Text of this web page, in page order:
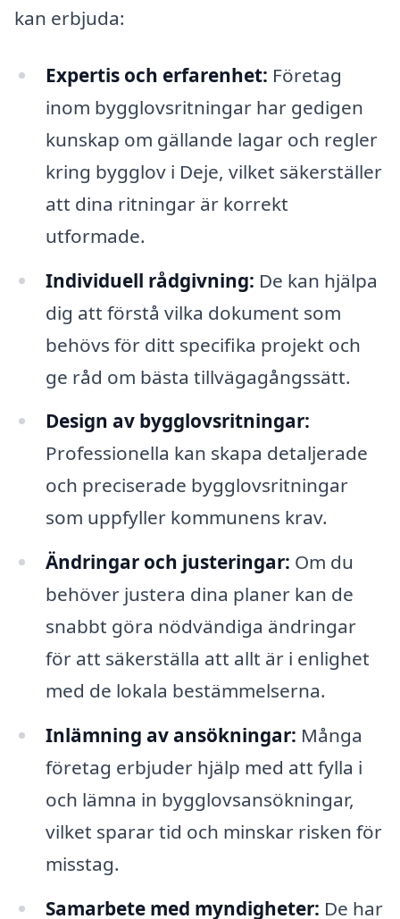
kan erbjuda:
Expertis och erfarenhet: Företag
inom bygglovsritningar har gedigen
kunskap om gällande lagar och regler
kring bygglov i Deje, vilket säkerställer
att dina ritningar är korrekt
utformade.
Individuell rådgivning: De kan hjälpa
dig att förstå vilka dokument som
behövs för ditt specifika projekt och
ge råd om bästa tillvägagångssätt.
Design av bygglovsritningar:
Professionella kan skapa detaljerade
och preciserade bygglovsritningar
som uppfyller kommunens krav.
Ändringar och justeringar: Om du
behöver justera dina planer kan de
snabbt göra nödvändiga ändringar
för att säkerställa att allt är i enlighet
med de lokala bestämmelserna.
Inlämning av ansökningar: Många
företag erbjuder hjälp med att fylla i
och lämna in bygglovsansökningar,
vilket sparar tid och minskar risken för
misstag.
Samarbete med myndigheter: De har